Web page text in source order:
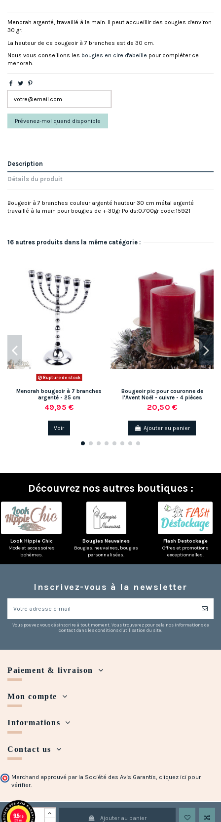
Menorah argenté, travaillé à la main. Il peut accueillir des bougies d'environ
30 gr.
La hauteur de ce bougeoir à 7 branches est de 30 cm.
Nous vous conseillons les bougies en cire d'abeille pour compléter ce
menorah.
Ajouter au panier
Description
Détails du produit
Bougeoir à 7 branches couleur argenté hauteur 30 cm métal argenté
travaillé à la main pour bougies de +-30gr Poids:0.700gr code:15921
16 autres produits dans la même catégorie :
Rupture de stock
Menorah bougeoir à 7 branches
argenté - 25 cm
49,95 €
Voir
Bougeoir pic pour couronne de
l'Avent Noël - cuivre - 4 pièces
20,50 €
Ajouter au panier
Découvrez nos autres boutiques :
Look Hippie Chic
Mode et accessoires
bohèmes.
Bougies Neuvaines
Bougies, neuvaines, bougies
personnalisées.
Flash Destockage
Offres et promotions
exceptionnelles.
Inscrivez-vous à la newsletter
Vous pouvez vous désinscrire à tout moment. Vous trouverez pour cela nos informations de
contact dans les conditions d'utilisation du site.
Paiement & livraison
Mon compte
Informations
Contact us
Marchand approuvé par la Société des Avis Garantis, cliquez ici pour
vérifier.
Copyright © 2018 - 2023 Maison Halleux. Developed with
9.5/10
728 avis